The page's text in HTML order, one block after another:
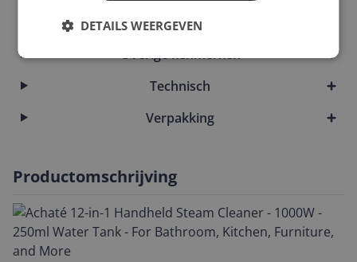
Instellingen en functies
Overige kenmerken
Technisch
Verpakking
Productomschrijving
DETAILS WEERGEVEN